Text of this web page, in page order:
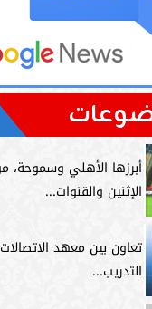
أبرزها الأهلي وسموحة،
الإثنين والقنوات...
تعاون بين معهد
التدريب...